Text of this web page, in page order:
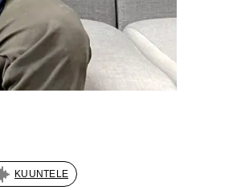
KUUNTELE